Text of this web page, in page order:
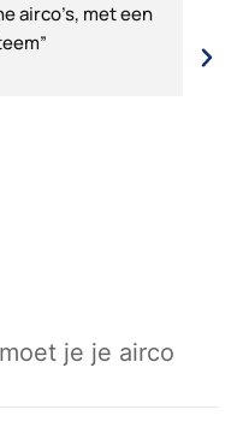
airco’s, met een
je je airco